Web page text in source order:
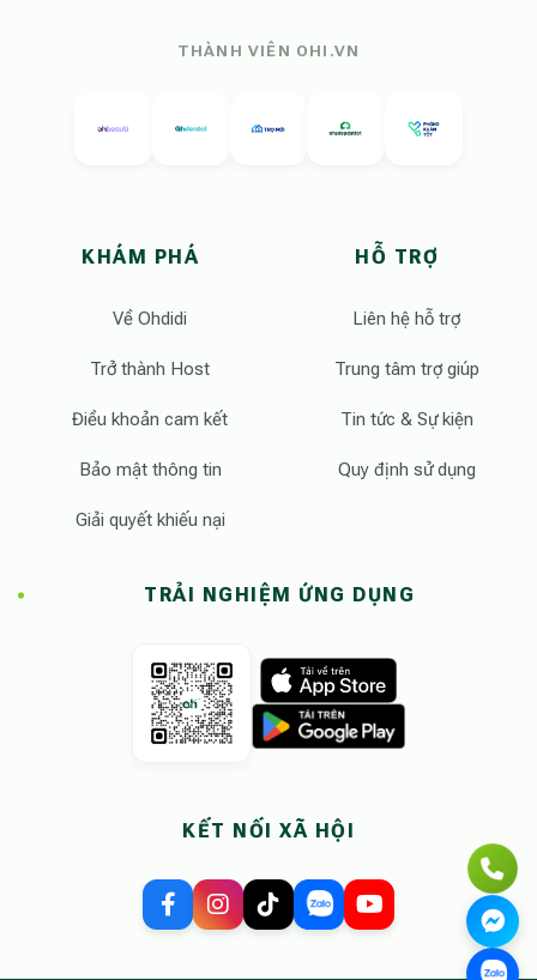
THÀNH VIÊN OHI.VN
KHÁM PHÁ
Về Ohdidi
Trở thành Host
Điều khoản cam kết
Bảo mật thông tin
Giải quyết khiếu nại
HỖ TRỢ
Liên hệ hỗ trợ
Trung tâm trợ giúp
Tin tức & Sự kiện
Quy định sử dụng
TRẢI NGHIỆM ỨNG DỤNG
KẾT NỐI XÃ HỘI